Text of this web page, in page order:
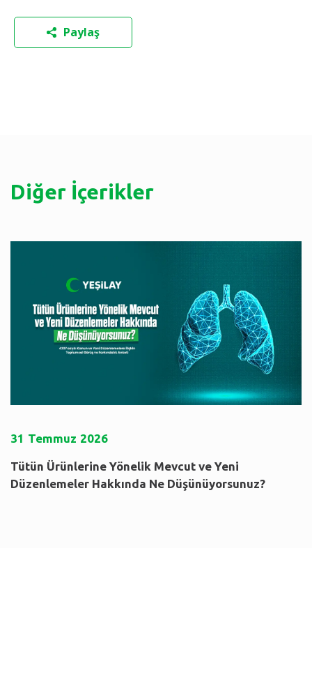
Paylaş
Diğer İçerikler
31 Temmuz 2026
Tütün Ürünlerine Yönelik Mevcut ve Yeni
Düzenlemeler Hakkında Ne Düşünüyorsunuz?